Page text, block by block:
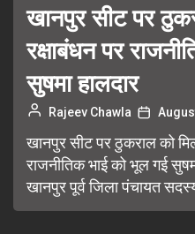
खानपुर सीट पर
रक्षाबंधन पर
सुषमा हालदार
Rajeev Chawla
खानपुर सीट पर ठुकराल को
राजनीतिक भाई को भूल गई
खानपुर पूर्व जिला पंचायत